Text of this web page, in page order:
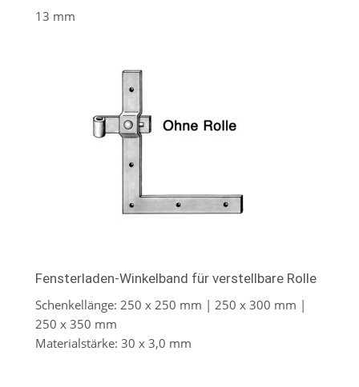
13 mm
Fensterladen-Winkelband für verstellbare Rolle
Schenkellänge: 250 x 250 mm | 250 x 300 mm |
250 x 350 mm
Materialstärke: 30 x 3,0 mm